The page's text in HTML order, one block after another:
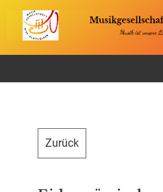
Zurück